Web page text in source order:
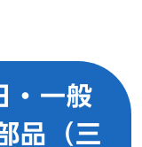
・一般
品（三